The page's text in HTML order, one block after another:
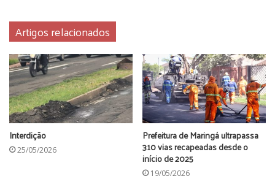
Artigos relacionados
Interdição
25/05/2026
Prefeitura de Maringá ultrapassa
310 vias recapeadas desde o
início de 2025
19/05/2026